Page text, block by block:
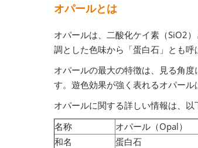
オパールとは
オパールは、二酸化ケイ素（SiO2
調とした色味から「蛋白石」とも呼
オパールの最大の特徴は、見る角
す。遊色効果が強く表れるオパール
オパールに関する詳しい情報は、以
名称
オパール（Opal）
和名
蛋白石